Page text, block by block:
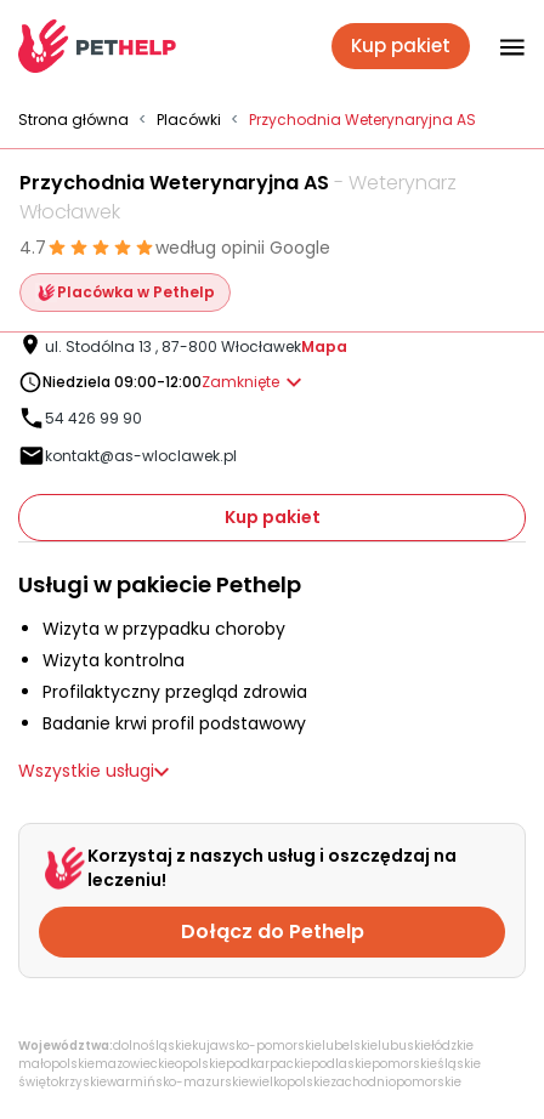
+48 790 277 277
EN
Pakiety weterynaryjne
Ubezpieczenie psa i kota
Benefit dla firm
O nas
Placówki
Zaloguj się
Kup pakiet
Strona główna < Placówki < Przychodnia Weterynaryjna AS
Przychodnia Weterynaryjna AS - Weterynarz
Włocławek
4.7 według opinii Google
Placówka w Pethelp
ul. Stodólna 13 , 87-800 WłocławekMapa
Niedziela 09:00-12:00Zamknięte
54 426 99 90
kontakt@as-wloclawek.pl
Kup pakiet
Usługi w pakiecie Pethelp
Wizyta w przypadku choroby
Wizyta kontrolna
Profilaktyczny przegląd zdrowia
Badanie krwi profil podstawowy
Wszystkie usługi
Korzystaj z naszych usług i oszczędzaj na
leczeniu!
Dołącz do Pethelp
Województwa:dolnośląskiekujawsko-pomorskielubelskielubuskiełódzkie
małopolskiemazowieckieopolskiepodkarpackiepodlaskiepomorskieśląskie
świętokrzyskiewarmińsko-mazurskiewielkopolskiezachodniopomorskie